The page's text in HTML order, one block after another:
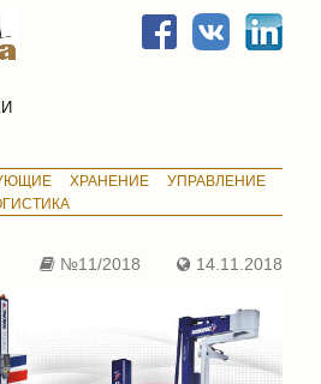
ХРАНЕНИЕ
УПРАВЛЕНИЕ
№11/2018
14.11.2018